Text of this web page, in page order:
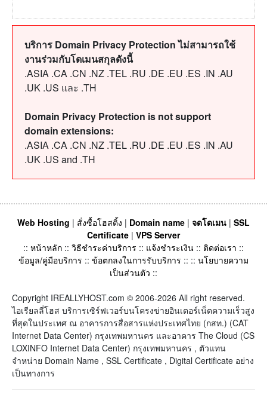
บริการ Domain Privacy Protection ไม่สามารถใช้
งานร่วมกับโดเมนสกุลดังนี้
.ASIA .CA .CN .NZ .TEL .RU .DE .EU .ES .IN .AU
.UK .US และ .TH
Domain Privacy Protection is not support
domain extensions:
.ASIA .CA .CN .NZ .TEL .RU .DE .EU .ES .IN .AU
.UK .US and .TH
Web Hosting | สั่งซื้อโฮสติ้ง | Domain name | จดโดเมน | SSL
Certificate | VPS Server
:: หน้าหลัก :: วิธีชำระค่าบริการ :: แจ้งชำระเงิน :: ติดต่อเรา ::
ข้อมูล/คู่มือบริการ :: ข้อตกลงในการรับบริการ :: :: นโยบายความ
เป็นส่วนตัว ::
Copyright IREALLYHOST.com © 2006-2026 All right reserved.
ไอเรียลลี่โฮส บริการเซิร์ฟเวอร์บนโครงข่ายอินเตอร์เน็ตความเร็วสูง
ที่สุดในประเทศ ณ อาคารการสื่อสารแห่งประเทศไทย (กสท.) (CAT
Internet Data Center) กรุงเทพมหานคร และอาคาร The Cloud (CS
LOXINFO Internet Data Center) กรุงเทพมหานคร , ตัวแทน
จำหน่าย Domain Name , SSL Certificate , Digital Certificate อย่าง
เป็นทางการ